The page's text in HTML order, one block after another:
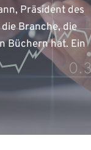
Präsident des
Branche, die
Büchern hat. Ein